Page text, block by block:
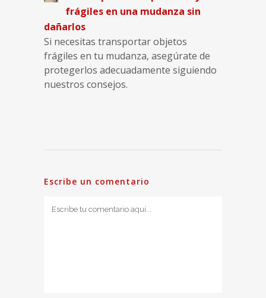
frágiles en una mudanza sin
dañarlos
Si necesitas transportar objetos
frágiles en tu mudanza, asegúrate de
protegerlos adecuadamente siguiendo
nuestros consejos.
Escribe un comentario